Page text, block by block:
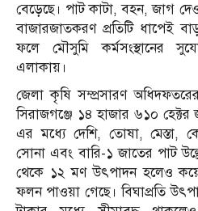
বেড়েছে। পাট কাটা, বহন, জাগ
বাজারজাতকরণ প্রতিটি ধাপেই
ফলে মৌসুমি কর্মসংস্থানের
এলাকায়।
জেলা কৃষি সম্প্রসারণ
সিরাজগঞ্জে ১৪ হাজার ৬১০
এর মধ্যে দেশি, তোষা,
সোনা এবং বারি-১ জাতের পাট
থেকে ১২ মণ উৎপাদন হলেও
ফলন পাওয়া গেছে। বিঘাপ্রতি